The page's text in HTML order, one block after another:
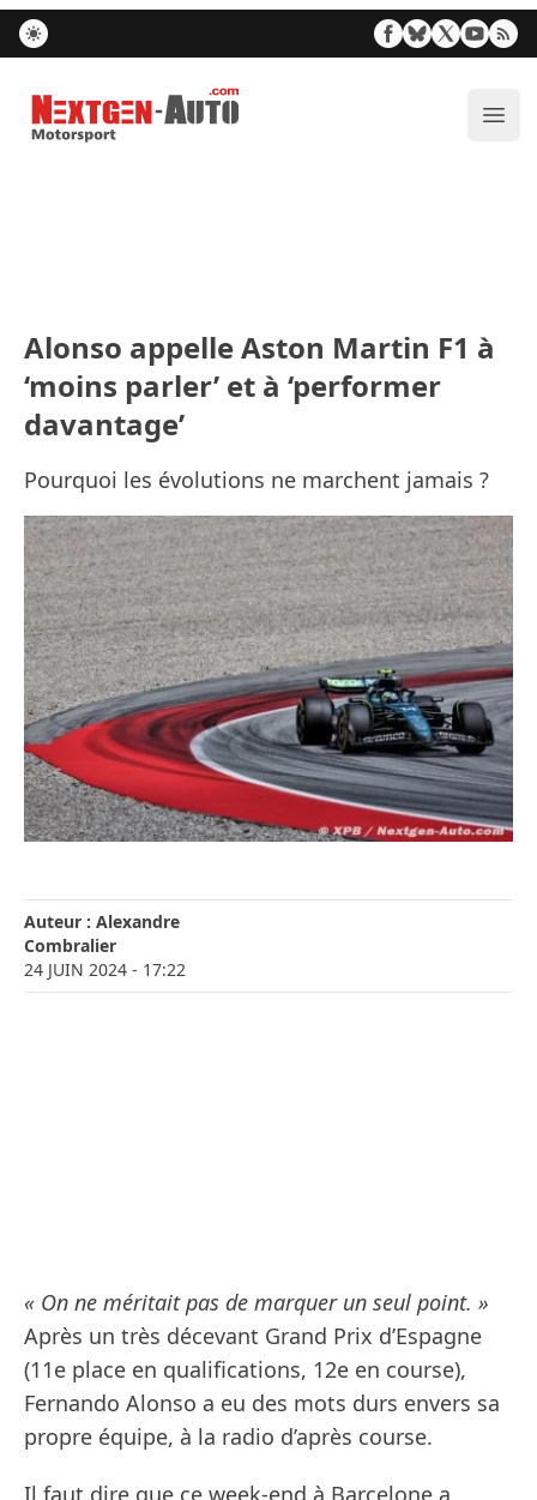
Nextgen-Auto.com
Alonso appelle Aston Martin F1 à
‘moins parler’ et à ‘performer
davantage’
Pourquoi les évolutions ne marchent jamais ?
Auteur : Alexandre
Combralier
24 JUIN 2024 - 17:22
« On ne méritait pas de marquer un seul point. »
Après un très décevant Grand Prix d’Espagne
(11e place en qualifications, 12e en course),
Fernando Alonso a eu des mots durs envers sa
propre équipe, à la radio d’après course.